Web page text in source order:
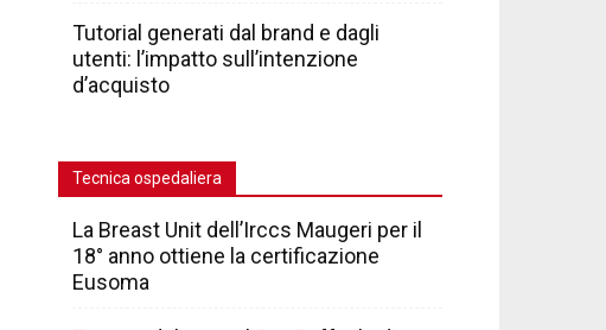
Tutorial generati dal brand e dagli
utenti: l’impatto sull’intenzione
d’acquisto
Tecnica ospedaliera
La Breast Unit dell’Irccs Maugeri per il
18° anno ottiene la certificazione
Eusoma